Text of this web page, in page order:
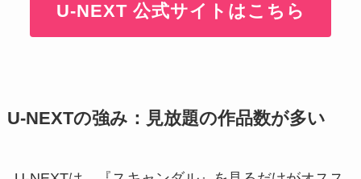
U-NEXT 公式サイトはこちら
U-NEXTの強み：見放題の作品数が多い